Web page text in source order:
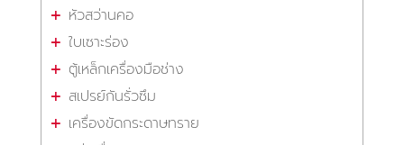
หัวสว่านคอ
ใบเซาะร่อง
ตู้เหล็กเครื่องมือช่าง
สเปรย์กันรั่วซึม
เครื่องขัดกระดาษทราย